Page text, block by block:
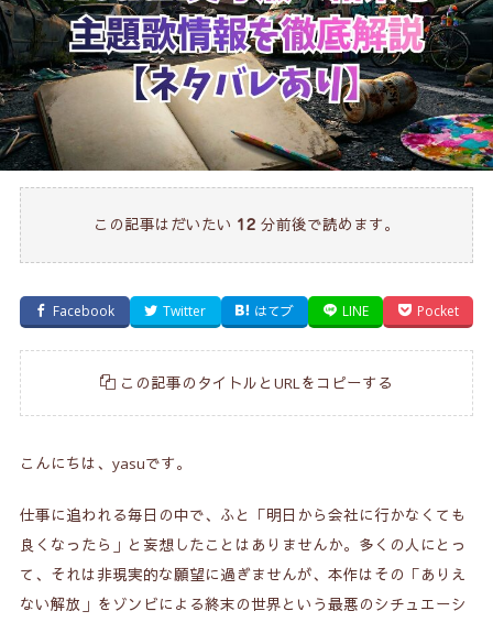
この記事はだいたい 12 分前後で読めます。
Facebook Twitter はてブ LINE Pocket
この記事のタイトルとURLをコピーする
こんにちは、yasuです。
仕事に追われる毎日の中で、ふと「明日から会社に行かなくても
良くなったら」と妄想したことはありませんか。多くの人にとっ
て、それは非現実的な願望に過ぎませんが、本作はその「ありえ
ない解放」をゾンビによる終末の世界という最悪のシチュエーシ